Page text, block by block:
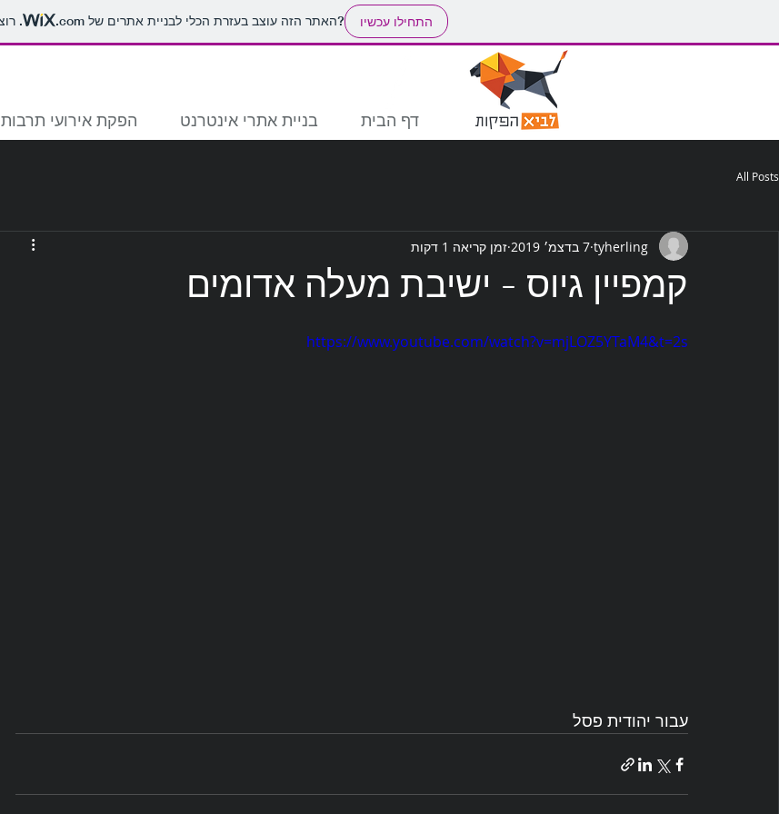
האתר הזה עוצב בעזרת הכלי לבניית אתרים של.com . רוצים ליצור אתר משלכם? התחילו עכשיו
הפקת אירועי תרבות בניית אתרי אינטרנט דף הבית
All Posts
קמפיין גיוס - ישיבת מעלה אדומים
tyherling 7 בדצמ׳ 2019 זמן קריאה 1 דקות
https://www.youtube.com/watch?v=mjLOZ5YTaM4&t=2s
עבור יהודית פסל